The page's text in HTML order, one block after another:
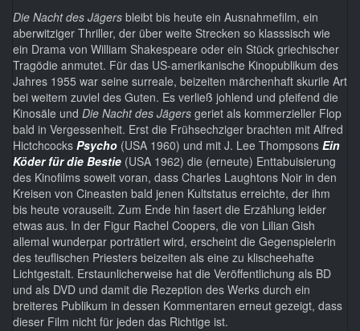
Die Nacht des Jägers bleibt bis heute ein Ausnahmefilm, ein
aberwitziger Thriller, der über weite Strecken so klasssisch wie
ein Drama von William Shakespeare oder ein Stück griechischer
Tragödie anmutet. Für das US-amerikanische Kinopublikum des
Jahres 1955 war seine surreale, beizeiten märchenhaft skurile Art
bei weitem zuviel des Guten. Es verließ johlend und pfeifend die
Kinosäle und Die Nacht des Jägers geriet als kommerzieller Flop
bald in Vergessenheit. Erst die Frühsechziger brachten mit Alfred
Hictchcocks Psycho (USA 1960) und mit J. Lee Thompsons Ein
Köder für die Bestie (USA 1962) die (erneute) Enttabuisierung
des Kinofilms soweit voran, dass Charles Laughtons Noir in den
Kreisen von Cineasten bald jenen Kultstatus erreichte, der ihm
bis heute vorauseilt. Zum Ende hin fasert die Erzählung leider
etwas aus. In der Figur Rachel Coopers, die von Lilian Gish
allemal wunderpar porträtiert wird, erscheint die Gegenspielerin
des teuflischen Priesters beizeiten als eine zu klischeehafte
Lichtgestalt. Erstaunlicherweise hat die Veröffentlichung als BD
und als DVD und damit die Rezeption des Werks durch ein
breiteres Publikum in dessen Kommentaren erneut gezeigt, dass
dieser Film nicht für jeden das Richtige ist.